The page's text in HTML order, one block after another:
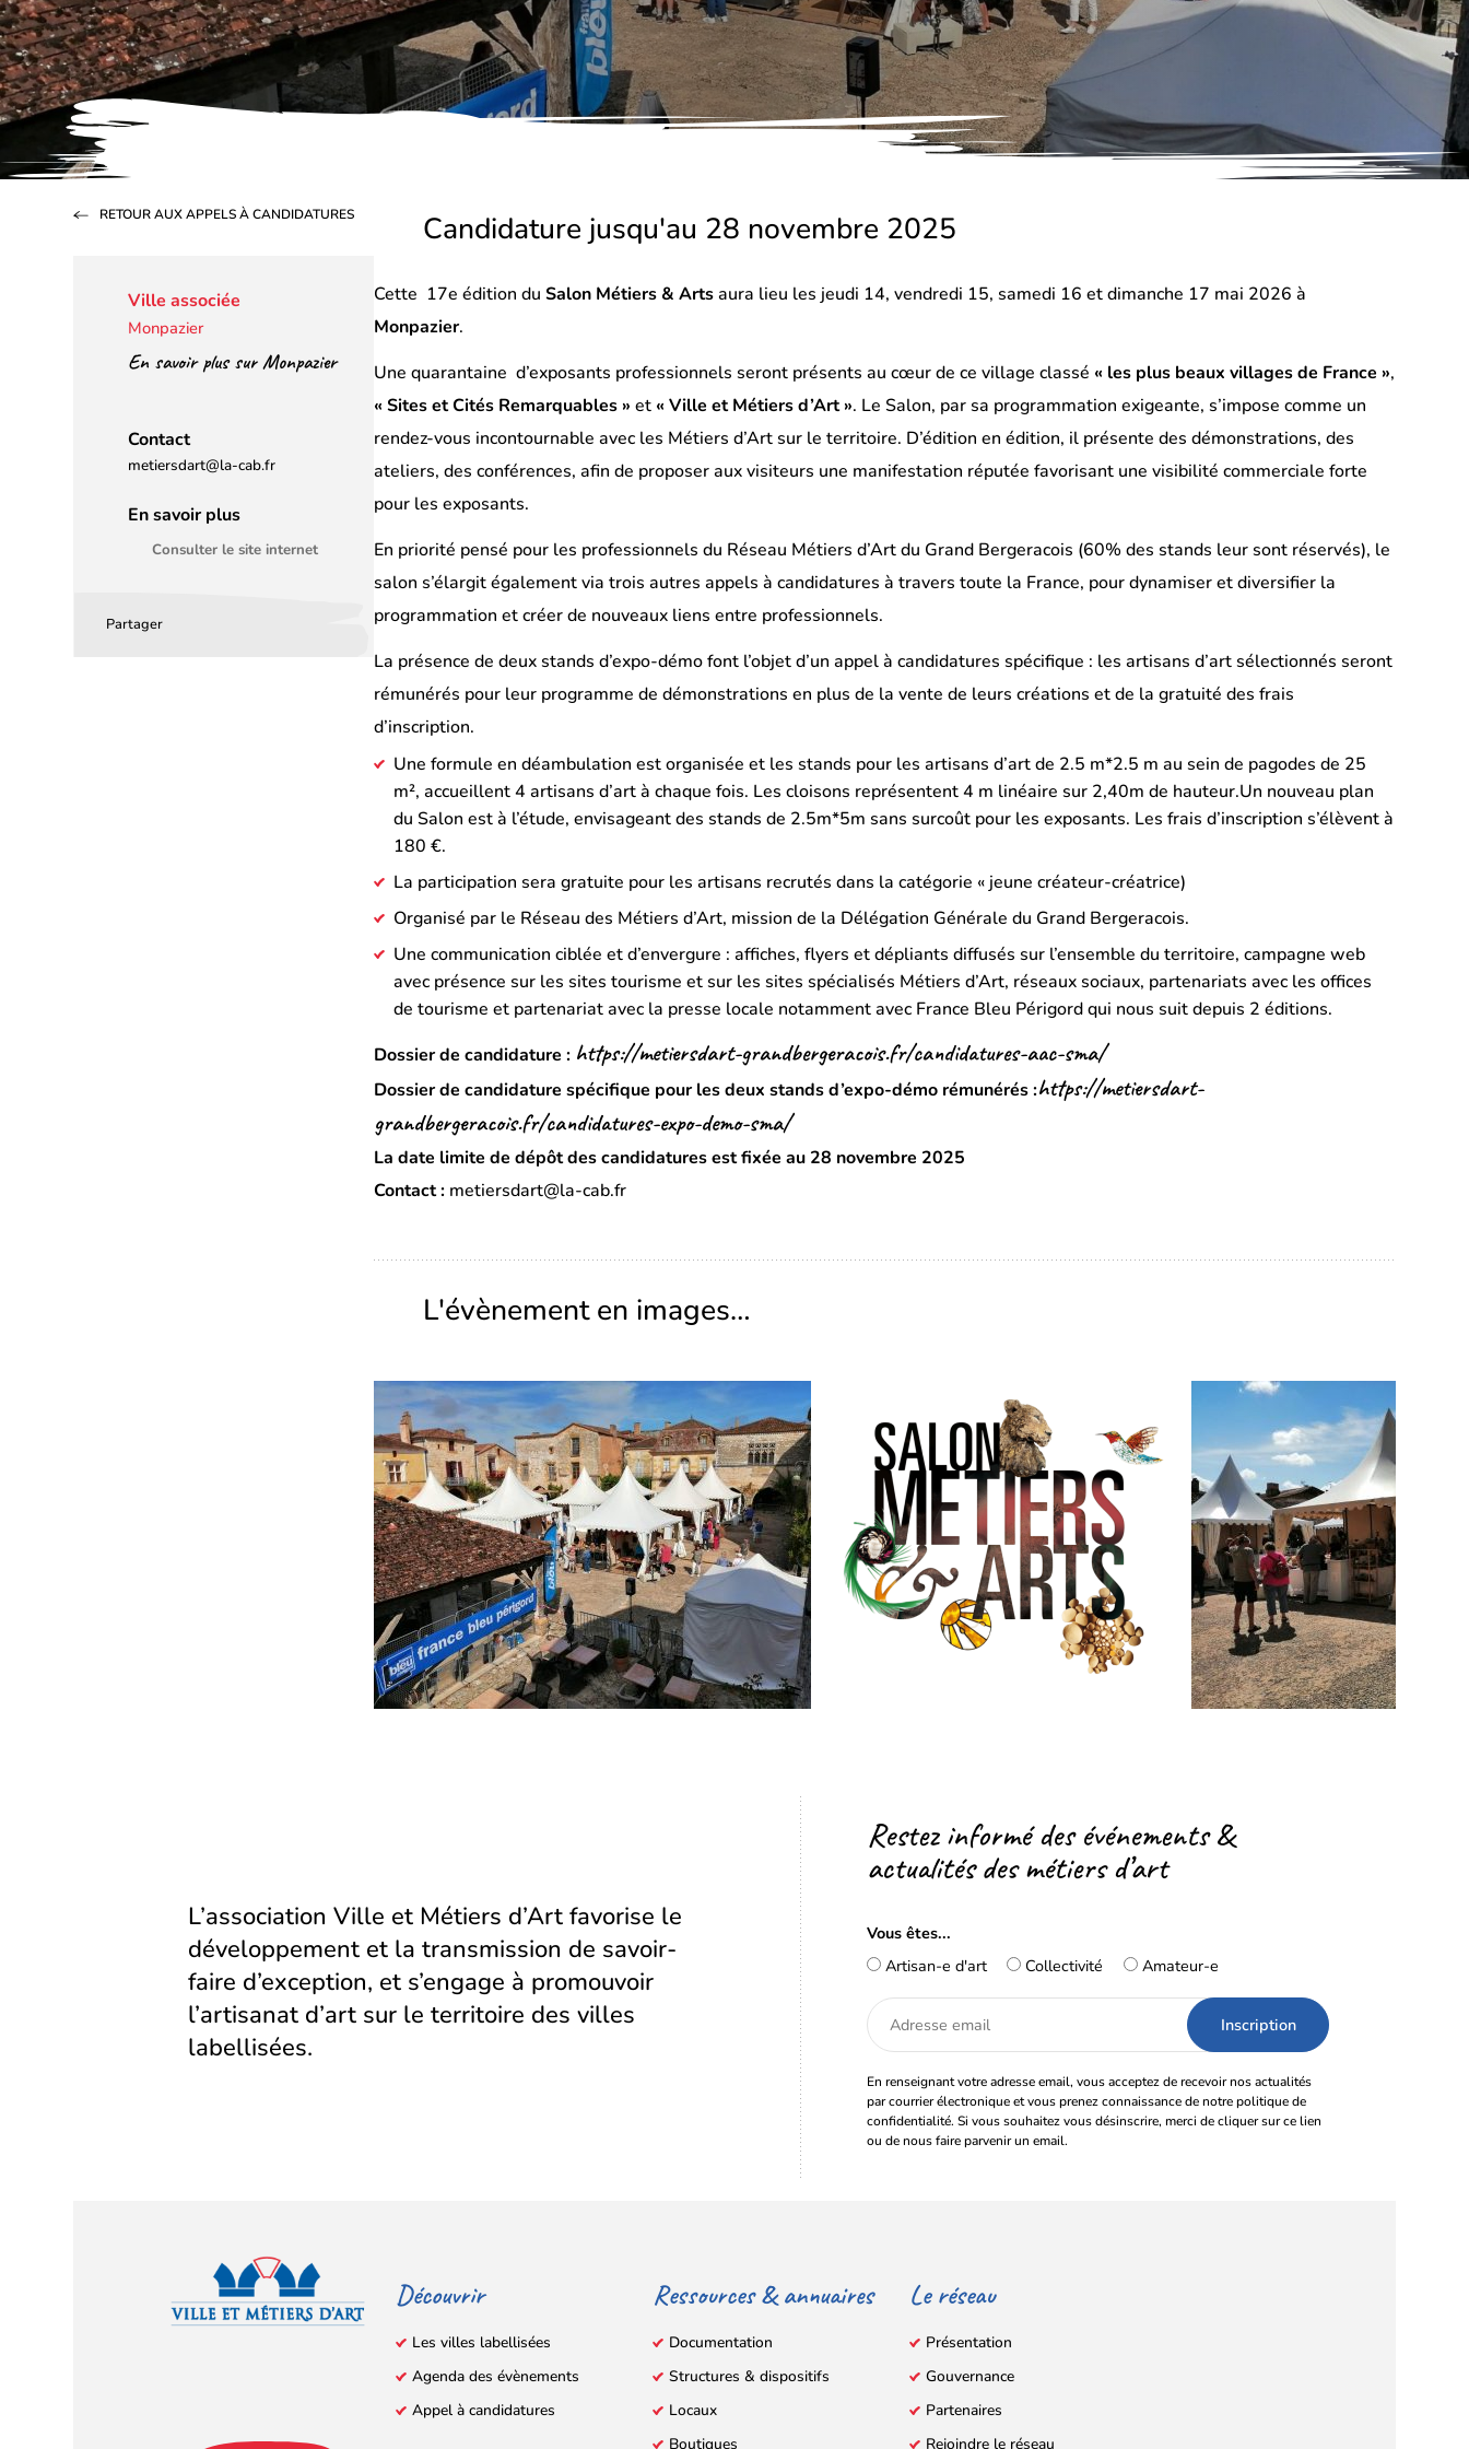
Candidature jusqu'au 28 novembre 2025
Cette 17e édition duSalon Métiers & Artsaura lieu les jeudi 14, vendredi 15, samedi 16 et dimanche 17 mai 2026 à
Monpazier.
Une quarantaine d’exposants professionnels seront présents au cœur de ce village classé « les plus beaux villages de France »,
« Sites et Cités Remarquables » et « Ville et Métiers d’Art ». Le Salon, par sa programmation exigeante, s’impose comme un
rendez-vous incontournable avec les Métiers d’Art sur le territoire. D’édition en édition, il présente des démonstrations, des
ateliers, des conférences, afin de proposer aux visiteurs une manifestation réputée favorisant une visibilité commerciale forte
pour les exposants.
En priorité pensé pour les professionnels du Réseau Métiers d’Art du Grand Bergeracois (60% des stands leur sont réservés), le
salon s’élargit également via trois autres appels à candidatures à travers toute la France, pour dynamiser et diversifier la
programmation et créer de nouveaux liens entre professionnels.
La présence de deux stands d’expo-démo font l’objet d’un appel à candidatures spécifique : les artisans d’art sélectionnés seront
rémunérés pour leur programme de démonstrations en plus de la vente de leurs créations et de la gratuité des frais
d’inscription.
Une formule en déambulation est organisée et les stands pour les artisans d’art de 2.5 m*2.5 m au sein de pagodes de 25
m², accueillent 4 artisans d’art à chaque fois. Les cloisons représentent 4 m linéaire sur 2,40m de hauteur.Un nouveau plan
du Salon est à l’étude, envisageant des stands de 2.5m*5m sans surcoût pour les exposants. Les frais d’inscription s’élèvent à
180 €.
La participation sera gratuite pour les artisans recrutés dans la catégorie « jeune créateur-créatrice)
Organisé par le Réseau des Métiers d’Art, mission de la Délégation Générale du Grand Bergeracois.
Une communication ciblée et d’envergure : affiches, flyers et dépliants diffusés sur l’ensemble du territoire, campagne web
avec présence sur les sites tourisme et sur les sites spécialisés Métiers d’Art, réseaux sociaux, partenariats avec les offices
de tourisme et partenariat avec la presse locale notamment avec France Bleu Périgord qui nous suit depuis 2 éditions.
Dossier de candidature : https://metiersdart-grandbergeracois.fr/candidatures-aac-sma/
Dossier de candidature spécifique pour les deux stands d’expo-démo rémunérés :https://metiersdart-
grandbergeracois.fr/candidatures-expo-demo-sma/
La date limite de dépôt des candidatures est fixée au 28 novembre 2025
Contact : metiersdart@la-cab.fr
L'évènement en images…
Ville associée
Monpazier
En savoir plus sur Monpazier
Contact
metiersdart@la-cab.fr
En savoir plus
Consulter le site internet
Partager
RETOUR AUX APPELS À CANDIDATURES
L’association Ville et Métiers d’Art favorise le
développement et la transmission de savoir-
faire d’exception, et s’engage à promouvoir
l’artisanat d’art sur le territoire des villes
labellisées.
Restez informé des événements &
actualités des métiers d’art
Vous êtes...
Artisan-e d'art
Collectivité Amateur-e
Adresse
email
En renseignant votre adresse email, vous acceptez de recevoir nos actualités
par courrier électronique et vous prenez connaissance de notre politique de
confidentialité. Si vous souhaitez vous désinscrire, merci de cliquer sur ce lien
ou de nous faire parvenir un email.
dansdansdansdans
Découvrir
Les villes labellisées
Agenda des évènements
Appel à candidatures
Ressources & annuaires
Documentation
Structures & dispositifs
Locaux
Boutiques
Le réseau
Présentation
Gouvernance
Partenaires
Rejoindre le réseau